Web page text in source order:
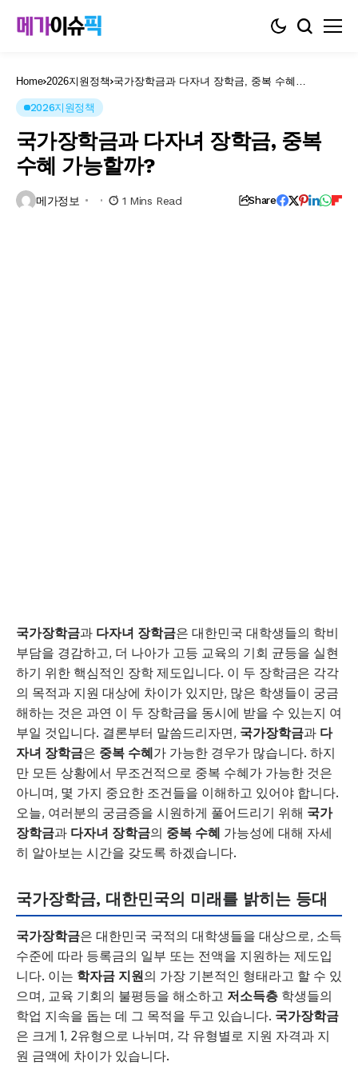
Home 2026지원정책 국가장학금과 다자녀 장학금, 중복 수혜
2026지원정책
국가장학금과 다자녀 장학금, 중복
수혜 가능할까?
메가정보 1 Mins Read Share
국가장학금과 다자녀 장학금은 대한민국 대학생들의 학비
부담을 경감하고, 더 나아가 고등 교육의 기회 균등을 실현
하기 위한 핵심적인 장학 제도입니다. 이 두 장학금은 각각
의 목적과 지원 대상에 차이가 있지만, 많은 학생들이 궁금
해하는 것은 과연 이 두 장학금을 동시에 받을 수 있는지 여
부일 것입니다. 결론부터 말씀드리자면, 국가장학금과 다
자녀 장학금은 중복 수혜가 가능한 경우가 많습니다. 하지
만 모든 상황에서 무조건적으로 중복 수혜가 가능한 것은
아니며, 몇 가지 중요한 조건들을 이해하고 있어야 합니다.
오늘, 여러분의 궁금증을 시원하게 풀어드리기 위해 국가
장학금과 다자녀 장학금의 중복 수혜 가능성에 대해 자세
히 알아보는 시간을 갖도록 하겠습니다.
국가장학금, 대한민국의 미래를 밝히는 등대
국가장학금은 대한민국 국적의 대학생들을 대상으로, 소득
수준에 따라 등록금의 일부 또는 전액을 지원하는 제도입
니다. 이는 학자금 지원의 가장 기본적인 형태라고 할 수 있
으며, 교육 기회의 불평등을 해소하고 저소득층 학생들의
학업 지속을 돕는 데 그 목적을 두고 있습니다. 국가장학금
은 크게 1, 2유형으로 나뉘며, 각 유형별로 지원 자격과 지
원 금액에 차이가 있습니다.